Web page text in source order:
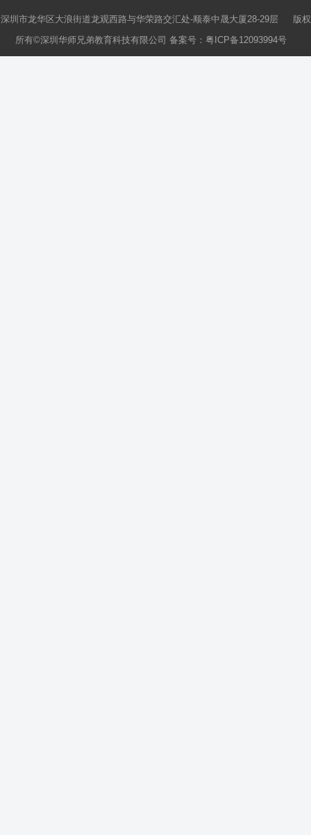
深圳市龙华区大浪街道龙观西路与华荣路交汇处-顺泰中晟大厦28-29层 版权
所有©深圳华师兄弟教育科技有限公司 备案号： 粤ICP备12093994号